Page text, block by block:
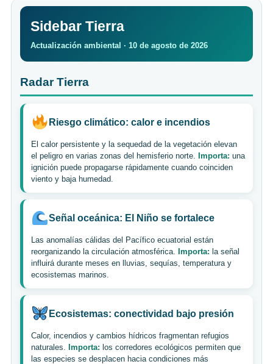
Sidebar Tierra
Actualización ambiental · 10 de agosto de 2026
Radar Tierra
Riesgo climático: calor e incendios
El calor persistente y la sequedad de la vegetación elevan
el peligro en varias zonas del hemisferio norte.
Importa: una
ignición puede propagarse rápidamente cuando coinciden
viento y baja humedad.
Señal oceánica: El Niño se fortalece
Las anomalías cálidas del Pacífico ecuatorial están
reorganizando la circulación atmosférica.
Importa: la señal
influirá durante meses en lluvias, sequías, temperatura y
ecosistemas marinos.
Ecosistemas: conectividad bajo presión
Calor, incendios y cambios hídricos fragmentan refugios
naturales.
Importa: los corredores ecológicos permiten que
las especies se desplacen hacia condiciones más